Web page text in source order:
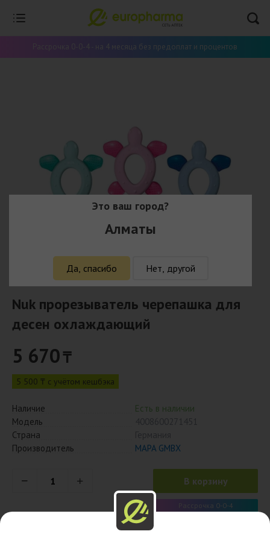
Рассрочка 0-0-4 - на 4 месяца без предоплат и процентов
Nuk прорезыватель черепашка для
десен охлаждающий
5 670₸
5 500 ₸ с учётом кешбэка
Наличие
Есть в наличии
Модель
Страна
Производитель
MAPA GMBX
В корзину
Рассрочка 0-0-4
Это ваш город?
Алматы
Да, спасибо Нет, другой